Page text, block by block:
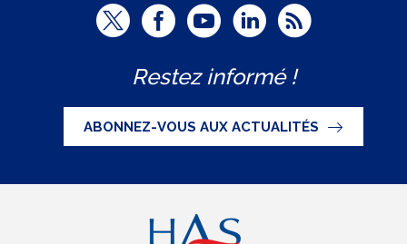
T
i
t
t
e
F
c
e
b
o
o
Y
u
t
u
b
e
L
n
k
e
d
R
Restez informé !
ABONNEZ-VOUS AUX ACTUALITÉS